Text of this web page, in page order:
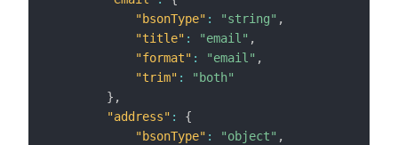
"bsonType" : "string" ,
"title" : "email" ,
"format" : "email" ,
"trim" :
"both"
} ,
"address" :
{
"bsonType" : "object" ,